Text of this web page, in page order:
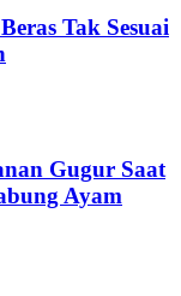
Tak Sesuai
Gugur Saat
Ayam